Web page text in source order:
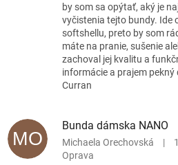
by som sa opýtať, aký je
vyčistenia tejto bundy. Ide
softshellu, preto by som
máte na pranie, sušenie
zachoval jej kvalitu a
informácie a prajem
Curran
MO
Bunda dámska NANO
Michaela Orechovská |
Oprava